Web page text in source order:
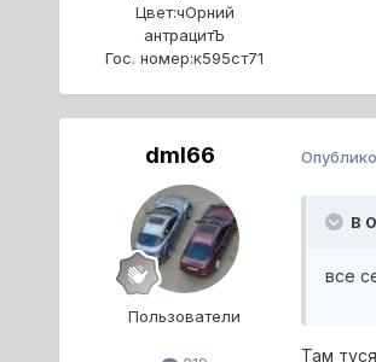
Цвет:чОрний
антрацитЪ
Гос. номер:к595ст71
dml66
Пользователи
В
все
Там